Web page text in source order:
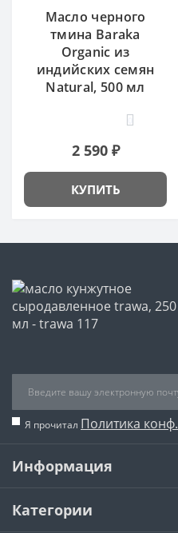
Масло черного
тмина Baraka
Organic из
индийских семян
Natural, 500 мл
2 590 ₽
КУПИТЬ
Я прочитал Политика конф.
Информация
Категории